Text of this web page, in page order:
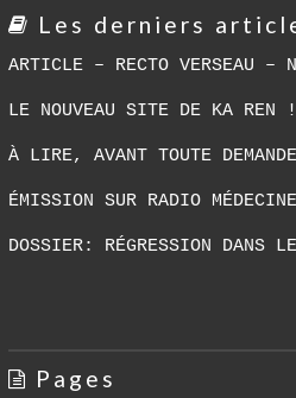
Les derniers
ARTICLE – RECTO VERSEAU –
LE NOUVEAU SITE DE KA REN !
À LIRE, AVANT TOUTE
ÉMISSION SUR RADIO
DOSSIER: RÉGRESSION DANS
Pages